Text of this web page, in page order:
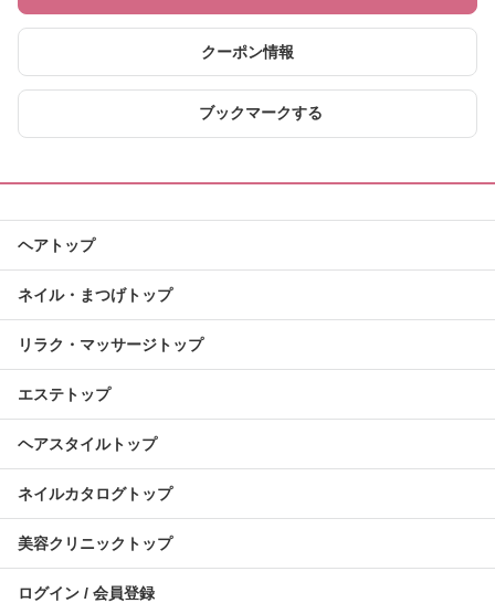
クーポン情報
ブックマークする
ヘアトップ
ネイル・まつげトップ
リラク・マッサージトップ
エステトップ
ヘアスタイルトップ
ネイルカタログトップ
美容クリニックトップ
ログイン / 会員登録